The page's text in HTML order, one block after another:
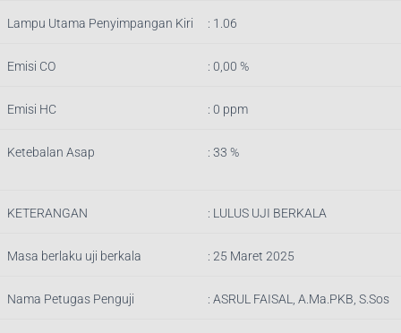
Lampu Utama Penyimpangan Kiri : 1.06
Emisi CO : 0,00 %
Emisi HC : 0 ppm
Ketebalan Asap : 33 %
KETERANGAN : LULUS UJI BERKALA
Masa berlaku uji berkala : 25 Maret 2025
Nama Petugas Penguji : ASRUL FAISAL, A.Ma.PKB, S.Sos